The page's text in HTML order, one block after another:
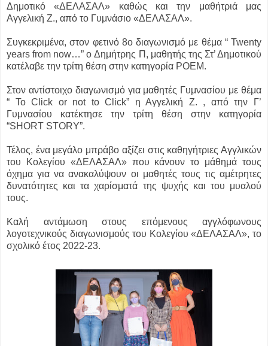
Δημοτικό «ΔΕΛΑΣΑΛ» καθώς και την μαθήτριά μας
Αγγελική Ζ., από το Γυμνάσιο «ΔΕΛΑΣΑΛ».
Συγκεκριμένα, στον φετινό 8ο διαγωνισμό με θέμα “ Twenty
years from now…” o Δημήτρης Π, μαθητής της Στ’ Δημοτικού
κατέλαβε την τρίτη θέση στην κατηγορία POEM.
Στον αντίστοιχο διαγωνισμό για μαθητές Γυμνασίου με θέμα
“ To Click or not to Click” η Αγγελική Ζ. , από την Γ’
Γυμνασίου κατέκτησε την τρίτη θέση στην κατηγορία
“SHORT STORY”.
Τέλος, ένα μεγάλο μπράβο αξίζει στις καθηγήτριες Αγγλικών
του Κολεγίου «ΔΕΛΑΣΑΛ» που κάνουν το μάθημά τους
όχημα για να ανακαλύψουν οι μαθητές τους τις αμέτρητες
δυνατότητες και τα χαρίσματά της ψυχής και του μυαλού
τους.
Καλή αντάμωση στους επόμενους αγγλόφωνους
λογοτεχνικούς διαγωνισμούς του Κολεγίου «ΔΕΛΑΣΑΛ», το
σχολικό έτος 2022-23.